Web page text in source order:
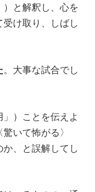
と解釈し、心を
け取り、しばし
。大事な試合でし
）ことを伝えよ
いて怖がる〉
か、と誤解してし